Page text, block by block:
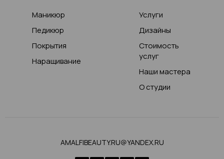
Маникюр
Педикюр
Покрытия
Наращивание
Услуги
Дизайны
Стоимость
услуг
Наши мастера
О студии
AMALFIBEAUTY.RU@YANDEX.RU